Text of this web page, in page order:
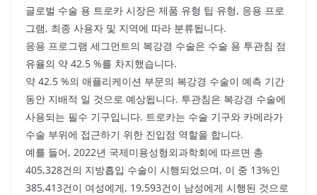
글로벌 수술 용 트로카 시장은 제품 유형 팁 유형, 응용 프로
그램, 최종 사용자 및 지역에 따라 분류됩니다.
응용 프로그램 세그먼트의 복강경 수술은 수술 용 투관침 점
유율의 약 42.5 %를 차지했습니다.
약 42.5 %의 애플리케이션 부문의 복강경 수술이 예측 기간
동안 지배적 일 것으로 예상됩니다. 투관침은 복강경 수술에
사용되는 필수 기구입니다. 트로카는 수술 기구와 카메라가
수술 부위에 접근하기 위한 진입점 역할을 합니다.
예를 들어, 2022년 국제미용성형외과학회에 따르면 총
405,328건의 지방흡입 수술이 시행되었으며, 이 중 13%인
385,413건이 여성에게, 19,593건이 남성에게 시행된 것으로